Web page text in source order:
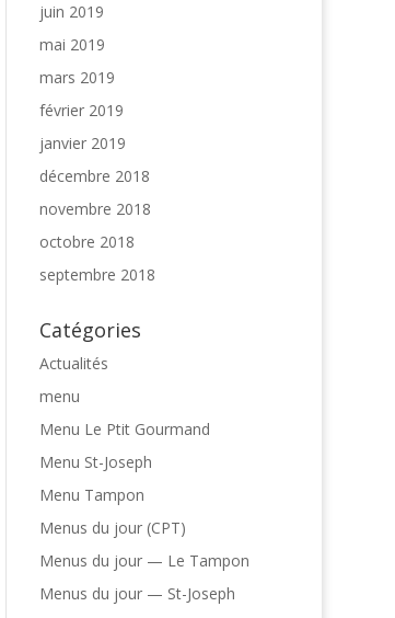
juin 2019
mai 2019
mars 2019
février 2019
janvier 2019
décembre 2018
novembre 2018
octobre 2018
septembre 2018
Catégories
Actualités
menu
Menu Le Ptit Gourmand
Menu St-Joseph
Menu Tampon
Menus du jour (CPT)
Menus du jour — Le Tampon
Menus du jour — St-Joseph